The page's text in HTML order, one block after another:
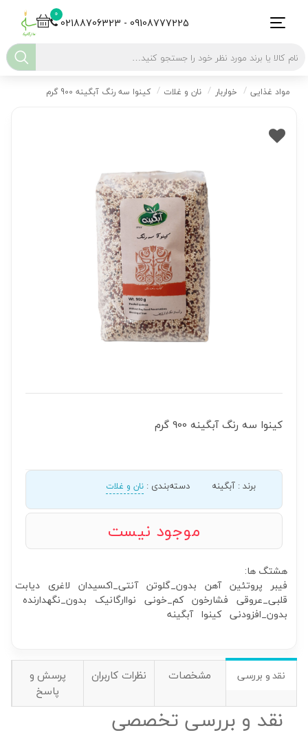
0
02188706323 - 09108777225
مواد غذایی خواربار نان و غلات کینوا سه رنگ آبگینه 900 گرم
کینوا سه رنگ آبگینه 900 گرم
برند: آبگینه دسته‌بندی : نان و غلات
موجود نیست
هشتگ ها:
فیبر پروتئین آهن بدون_گلوتن آنتی_اکسیدان لاغری دیابت
قلبی_عروقی فشارخون کم_خونی نواارگانیک بدون_نگهدارنده
بدون_افزودنی کینوا آبگینه
نقد و بررسی مشخصات نظرات کاربران
پرسش و
پاسخ
نقد و بررسی تخصصی